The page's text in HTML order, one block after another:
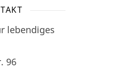
lebendiges
96